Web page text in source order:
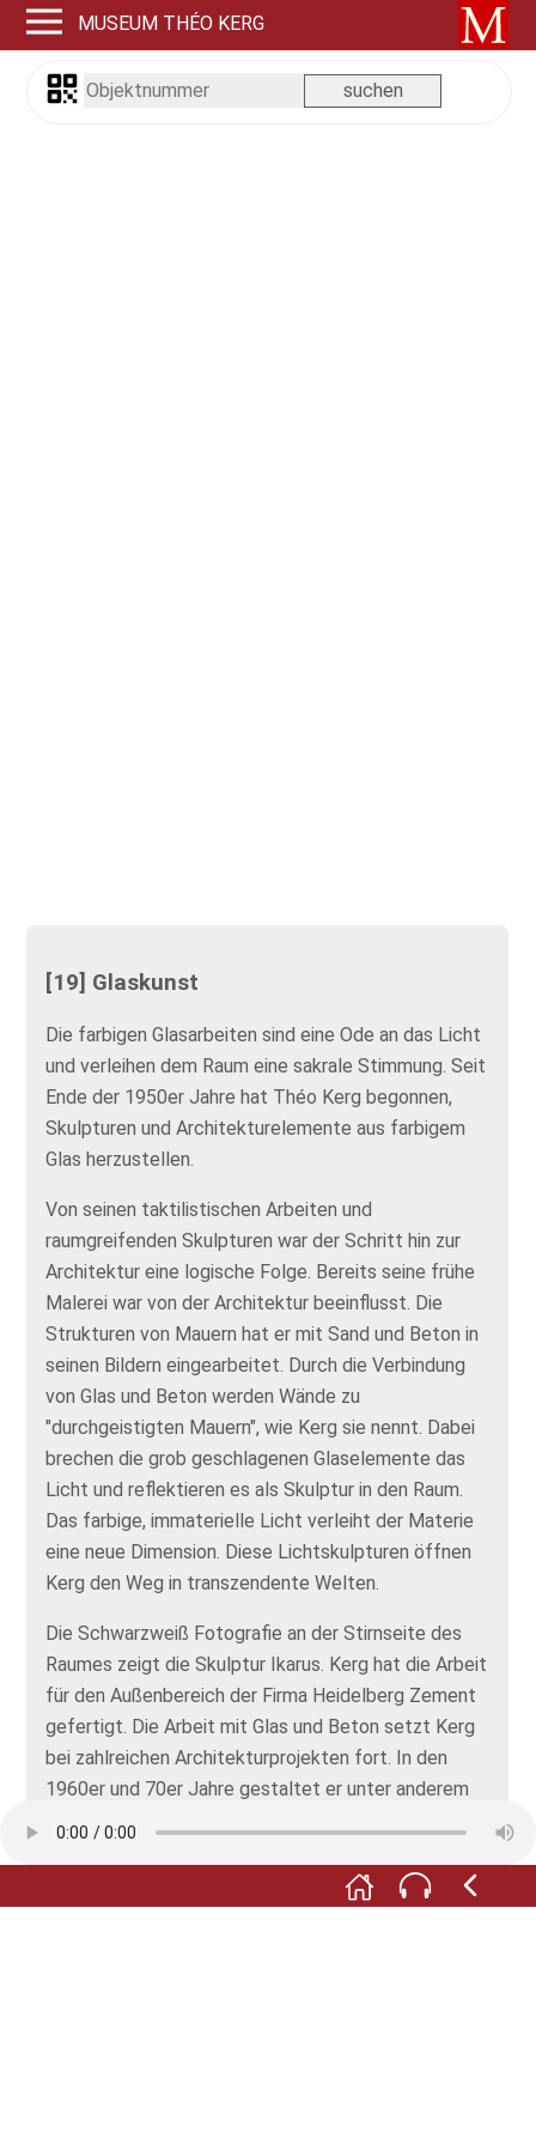
MUSEUM THÉO KERG
[19] Glaskunst
Die farbigen Glasarbeiten sind eine Ode an das Licht
und verleihen dem Raum eine sakrale Stimmung. Seit
Ende der 1950er Jahre hat Théo Kerg begonnen,
Skulpturen und Architekturelemente aus farbigem
Glas herzustellen.
Von seinen taktilistischen Arbeiten und
raumgreifenden Skulpturen war der Schritt hin zur
Architektur eine logische Folge. Bereits seine frühe
Malerei war von der Architektur beeinflusst. Die
Strukturen von Mauern hat er mit Sand und Beton in
seinen Bildern eingearbeitet. Durch die Verbindung
von Glas und Beton werden Wände zu
"durchgeistigten Mauern", wie Kerg sie nennt. Dabei
brechen die grob geschlagenen Glaselemente das
Licht und reflektieren es als Skulptur in den Raum.
Das farbige, immaterielle Licht verleiht der Materie
eine neue Dimension. Diese Lichtskulpturen öffnen
Kerg den Weg in transzendente Welten.
Die Schwarzweiß Fotografie an der Stirnseite des
Raumes zeigt die Skulptur Ikarus. Kerg hat die Arbeit
für den Außenbereich der Firma Heidelberg Zement
gefertigt. Die Arbeit mit Glas und Beton setzt Kerg
bei zahlreichen Architekturprojekten fort. In den
1960er und 70er Jahre gestaltet er unter anderem
Kirchen und Kapellen in Deutschland, Frankreich und
wenige Kilometer entfernten Neckarhausen.